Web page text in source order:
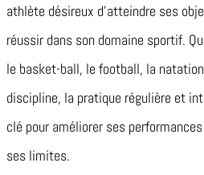
athlète désireux d’atteindre ses
réussir dans son domaine sportif.
le basket-ball, le football, la
discipline, la pratique régulière et
clé pour améliorer ses
ses limites.